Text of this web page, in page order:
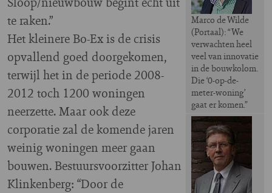
Marco de Wilde
(Portaal): “We
verwachten heel
veel van innovatie
in de bouwkolom.
Die ‘0-op-de-
meter-woning’
gaat er komen.”
te raken.”
Het kleinere Bo-Ex is de crisis
opvallend goed doorgekomen,
terwijl het in de periode 2008-
2012 toch 1200 woningen
neerzette. Maar ook deze
corporatie zal de komende jaren
weinig woningen meer gaan
bouwen. Bestuursvoorzitter Johan
Klinkenberg: “Door de